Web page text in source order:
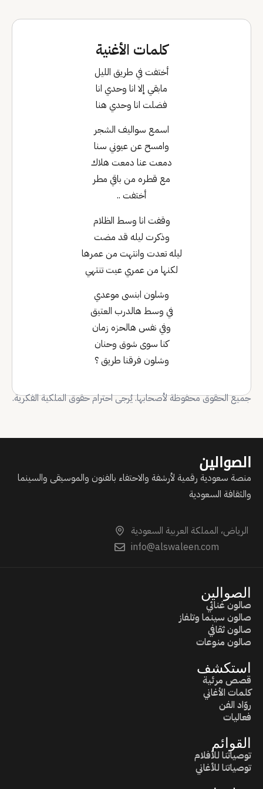
كلمات الأغنية
أختفت في طريق الليل
مابقي إلا انا وحدي انا
فضلت انا وحدي هنا
اسمع سواليف الشجر
وامسح عن عيوني سنا
دمعت عنا دمعت هلاك
مع قطره من باقي مطر
أختفت ..
وقفت انا وسط الظلام
وذكرت ليله قد مضت
ليله تعدت وانتهت من عمرها
لكنها من عمري عيت تنتهي
وشلون ابنسى موعدي
في وسط هالدرب العتيق
وفي نفس هالحزه زمان
كنا سوى شوق وحنان
وشلون فرقنا طريق ؟
جميع الحقوق محفوظة لأصحابها. يُرجى احترام حقوق الملكية الفكرية.
الصوالين
منصة سعودية رقمية لأرشفة والاحتفاء بالفنون والموسيقى والسينما
والثقافة السعودية
الرياض، المملكة العربية السعودية
info@alswaleen.com
الصوالين
صالون غنائي
صالون سينما وتلفاز
صالون ثقافي
صالون منوعات
استكشف
قصص مرئية
كلمات الأغاني
روّاد الفن
فعاليات
القوائم
توصياتنا للأفلام
توصياتنا للأغاني